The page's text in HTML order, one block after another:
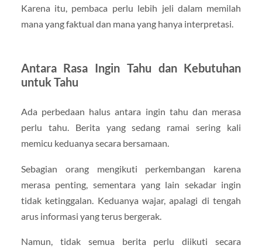
Karena itu, pembaca perlu lebih jeli dalam memilah
mana yang faktual dan mana yang hanya interpretasi.
Antara Rasa Ingin Tahu dan Kebutuhan
untuk Tahu
Ada perbedaan halus antara ingin tahu dan merasa
perlu tahu. Berita yang sedang ramai sering kali
memicu keduanya secara bersamaan.
Sebagian orang mengikuti perkembangan karena
merasa penting, sementara yang lain sekadar ingin
tidak ketinggalan. Keduanya wajar, apalagi di tengah
arus informasi yang terus bergerak.
Namun, tidak semua berita perlu diikuti secara